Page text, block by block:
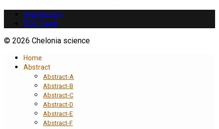
Impressum
RSS Feed
© 2026 Chelonia science
Home
Abstract
Abstract-A
Abstract-B
Abstract-C
Abstract-D
Abstract-E
Abstract-F